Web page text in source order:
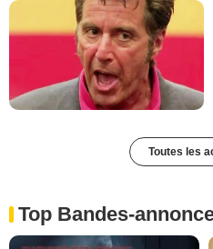
Toutes les
Top Bandes-